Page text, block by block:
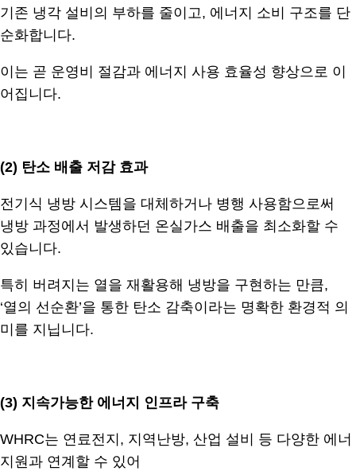
기존 냉각 설비의 부하를 줄이고, 에너지 소비 구조를 단
순화합니다.
이는 곧 운영비 절감과 에너지 사용 효율성 향상으로 이
어집니다.
(2) 탄소 배출 저감 효과
전기식 냉방 시스템을 대체하거나 병행 사용함으로써
냉방 과정에서 발생하던 온실가스 배출을 최소화할 수
있습니다.
특히 버려지는 열을 재활용해 냉방을 구현하는 만큼,
‘열의 선순환’을 통한 탄소 감축이라는 명확한 환경적 의
미를 지닙니다.
(3) 지속가능한 에너지 인프라 구축
WHRC는 연료전지, 지역난방, 산업 설비 등 다양한 에너
지원과 연계할 수 있어